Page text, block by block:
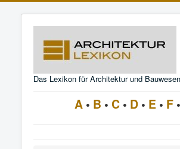
Das Lexikon für Architektur und Bauwesen
A • B • C • D • E • F •